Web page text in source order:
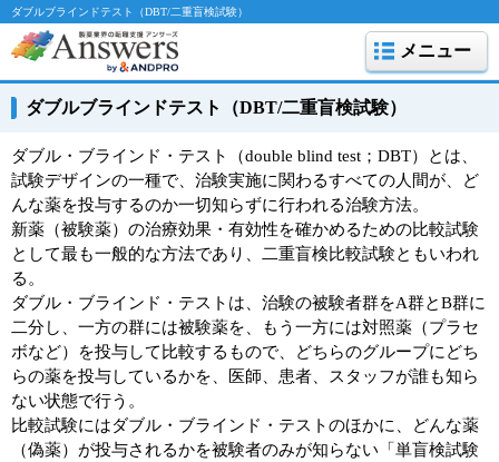
ダブルブラインドテスト（DBT/二重盲検試験）
メニュー
ダブルブラインドテスト（DBT/二重盲検試験）
ダブル・ブラインド・テスト（double blind test；DBT）とは、
試験デザインの一種で、治験実施に関わるすべての人間が、ど
んな薬を投与するのか一切知らずに行われる治験方法。
新薬（被験薬）の治療効果・有効性を確かめるための比較試験
として最も一般的な方法であり、二重盲検比較試験ともいわれ
る。
ダブル・ブラインド・テストは、治験の被験者群をA群とB群に
二分し、一方の群には被験薬を、もう一方には対照薬（プラセ
ボなど）を投与して比較するもので、どちらのグループにどち
らの薬を投与しているかを、医師、患者、スタッフが誰も知ら
ない状態で行う。
比較試験にはダブル・ブラインド・テストのほかに、どんな薬
（偽薬）が投与されるかを被験者のみが知らない「単盲検試験